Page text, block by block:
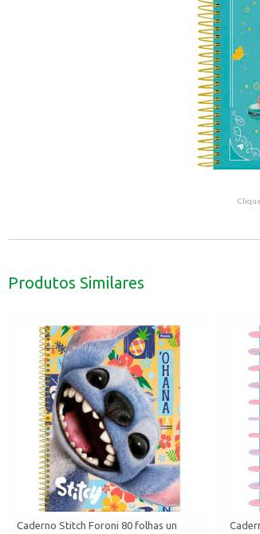
Produtos Similares
Caderno Stitch Foroni 80 folhas un